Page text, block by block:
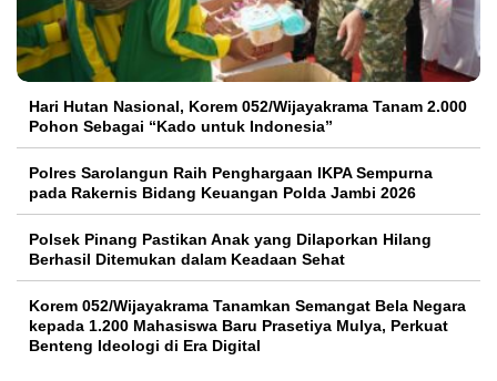
Hari Hutan Nasional, Korem 052/Wijayakrama Tanam 2.000
Pohon Sebagai “Kado untuk Indonesia”
Polres Sarolangun Raih Penghargaan IKPA Sempurna
pada Rakernis Bidang Keuangan Polda Jambi 2026
Polsek Pinang Pastikan Anak yang Dilaporkan Hilang
Berhasil Ditemukan dalam Keadaan Sehat
Korem 052/Wijayakrama Tanamkan Semangat Bela Negara
kepada 1.200 Mahasiswa Baru Prasetiya Mulya, Perkuat
Benteng Ideologi di Era Digital